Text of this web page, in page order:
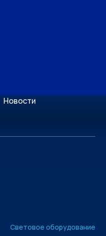
Новости
Световое оборудование